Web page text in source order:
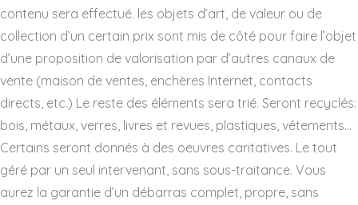
contenu sera effectué. les objets d’art, de valeur ou de
collection d’un certain prix sont mis de côté pour faire l’objet
d’une proposition de valorisation par d’autres canaux de
vente (maison de ventes, enchères Internet, contacts
directs, etc.) Le reste des éléments sera trié. Seront recyclés:
bois, métaux, verres, livres et revues, plastiques, vêtements…
Certains seront donnés à des oeuvres caritatives. Le tout
géré par un seul intervenant, sans sous-traitance. Vous
aurez la garantie d’un débarras complet, propre, sans